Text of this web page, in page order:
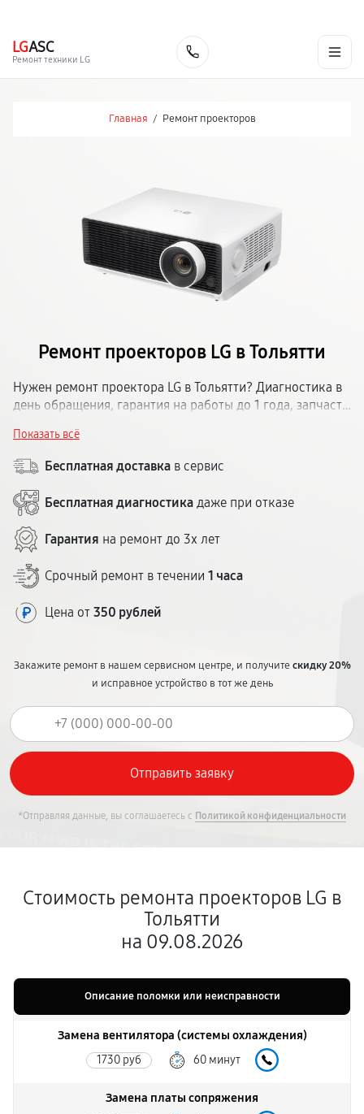
LGASC
Ремонт техники LG
Главная / Ремонт проекторов
Ремонт проекторов LG в Тольятти
Нужен ремонт проектора LG в Тольятти? Диагностика в
день обращения, гарантия на работы до 1 года, запчасти
озвучим до начала ремонта.
Показать всё
Бесплатная доставка в сервис
Бесплатная диагностика даже при отказе
Гарантия на ремонт до 3х лет
Срочный ремонт в течении 1 часа
Цена от 350 рублей
Закажите ремонт в нашем сервисном центре, и получитескидку 20%
и исправное устройство в тот же день
*Отправляя данные, вы соглашаетесь с Политикой конфиденциальности
Стоимость ремонта проекторов LG в
Тольятти
на 09.08.2026
Описание поломки или неисправности
Замена вентилятора (системы охлаждения)
1730 руб 60 минут
Замена платы сопряжения